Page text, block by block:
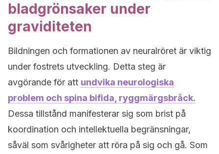
bladgrönsaker under
graviditeten
Bildningen och formationen av neuralröret är viktig
under fostrets utveckling. Detta steg är
avgörande för att undvika neurologiska
problem och spina bifida, ryggmärgsbråck.
Dessa tillstånd manifesterar sig som brist på
koordination och intellektuella begränsningar,
såväl som svårigheter att röra på sig och gå. Som